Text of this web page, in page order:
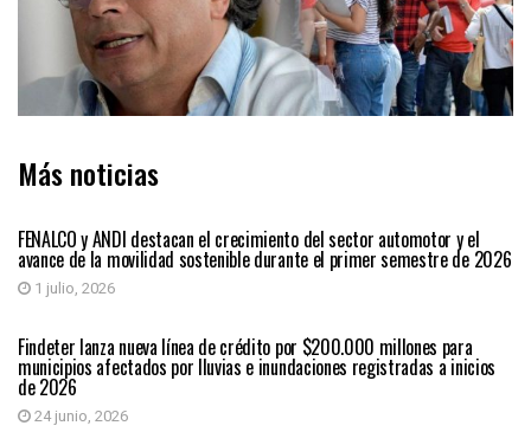
Más noticias
FENALCO y ANDI destacan el crecimiento del sector automotor y el
avance de la movilidad sostenible durante el primer semestre de 2026
1 julio, 2026
ECONÓMICAS
Findeter lanza nueva línea de crédito por $200.000 millones para
municipios afectados por lluvias e inundaciones registradas a inicios
de 2026
24 junio, 2026